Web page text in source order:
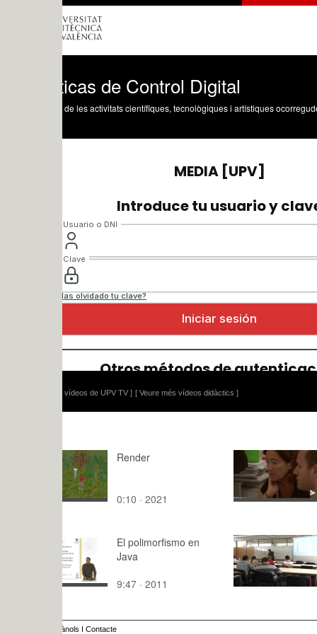
de Control Digital
les activitats científiques, tecnològiques i artístiques ocorregudes en els tres
vídeos de UPV TV ] [ Veure més vídeos didàctics ]
Render
0:10 · 2021 2:54 · 2024
El polimorfismo en
Java
9:47 · 2011
18.10.13
suelo3 -
58:34 ·